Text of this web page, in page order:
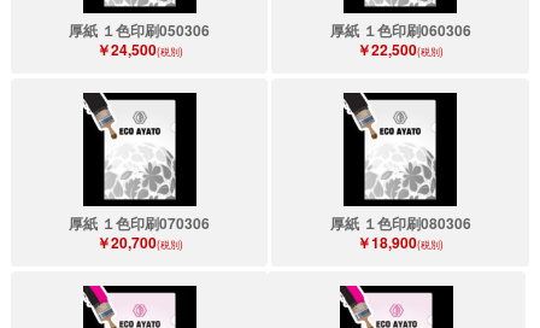
厚紙 １色印刷050306
￥24,500(税別)
厚紙 １色印刷060306
￥22,500(税別)
厚紙 １色印刷070306
￥20,700(税別)
厚紙 １色印刷080306
￥18,900(税別)